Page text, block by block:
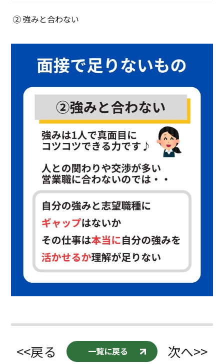
②強みと合わない
<<戻る 一覧に戻る 次へ>>